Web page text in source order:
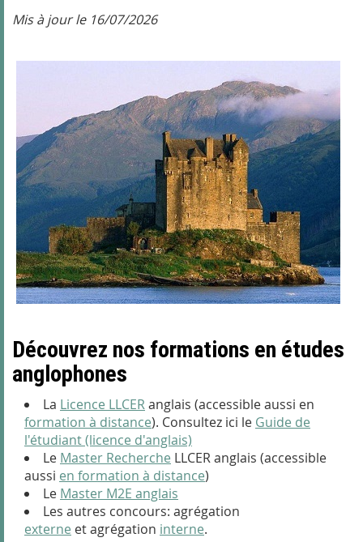
Mis à jour le 16/07/2026
Découvrez nos formations en études
anglophones
La Licence LLCERanglais (accessible aussi en
formation à distance). Consultez ici le Guide de
l'étudiant (licence d'anglais)
Le Master Recherche LLCER anglais (accessible
aussi en formation à distance)
Le Master M2E anglais
Les autres concours: agrégation
externe et agrégation interne.